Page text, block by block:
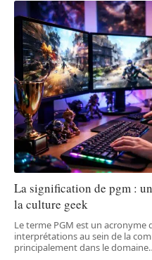
La signification de pgm :
la culture geek
Le terme PGM est un
interprétations au sein de la
principalement dans le domaine